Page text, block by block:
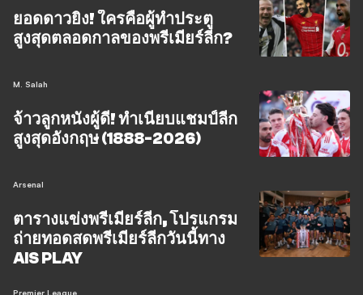
ยอดดาวยิง! ใครคือผู้ทำประตู
สูงสุดตลอดกาลของพรีเมียร์ลีก?
M. Salah
จ้าวลูกหนังผู้ดี! ทำเนียบแชมป์ลีก
สูงสุดอังกฤษ (1888-2026)
Arsenal
ตารางแข่งพรีเมียร์ลีก, โปรแกรม
ถ่ายทอดสดพรีเมียร์ลีกวันนี้ทาง
AIS PLAY
Premier League